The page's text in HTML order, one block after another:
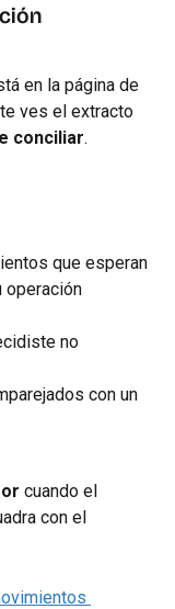
en la página de
ves el extracto
conciliar.
que esperan
operación
no
con un
cuando el
con el